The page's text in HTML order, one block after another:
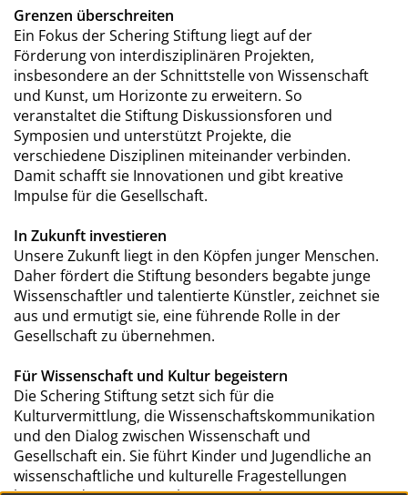
Grenzen überschreiten
Ein Fokus der Schering Stiftung liegt auf der
Förderung von interdisziplinären Projekten,
insbesondere an der Schnittstelle von Wissenschaft
und Kunst, um Horizonte zu erweitern. So
veranstaltet die Stiftung Diskussionsforen und
Symposien und unterstützt Projekte, die
verschiedene Disziplinen miteinander verbinden.
Damit schafft sie Innovationen und gibt kreative
Impulse für die Gesellschaft.
In Zukunft investieren
Unsere Zukunft liegt in den Köpfen junger Menschen.
Daher fördert die Stiftung besonders begabte junge
Wissenschaftler und talentierte Künstler, zeichnet sie
aus und ermutigt sie, eine führende Rolle in der
Gesellschaft zu übernehmen.
Für Wissenschaft und Kultur begeistern
Die Schering Stiftung setzt sich für die
Kulturvermittlung, die Wissenschaftskommunikation
und den Dialog zwischen Wissenschaft und
Gesellschaft ein. Sie führt Kinder und Jugendliche an
wissenschaftliche und kulturelle Fragestellungen